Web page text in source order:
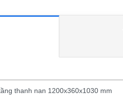
thanh nan 1200x360x1030 mm